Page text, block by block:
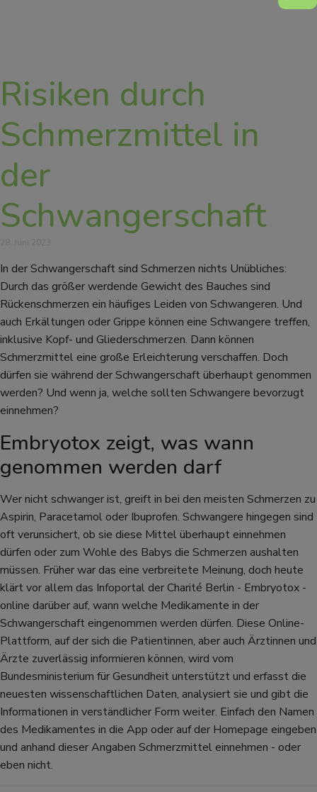
Risiken durch
Schmerzmittel in
der
Schwangerschaft
In der Schwangerschaft sind Schmerzen nichts Unübliches:
Durch das größer werdende Gewicht des Bauches sind
Rückenschmerzen ein häufiges Leiden von Schwangeren. Und
auch Erkältungen oder Grippe können eine Schwangere treffen,
inklusive Kopf- und Gliederschmerzen. Dann können
Schmerzmittel eine große Erleichterung verschaffen. Doch
dürfen sie während der Schwangerschaft überhaupt genommen
werden? Und wenn ja, welche sollten Schwangere bevorzugt
einnehmen?
Embryotox zeigt, was wann
genommen werden darf
Wer nicht schwanger ist, greift in bei den meisten Schmerzen zu
Aspirin, Paracetamol oder Ibuprofen. Schwangere hingegen sind
oft verunsichert, ob sie diese Mittel überhaupt einnehmen
dürfen oder zum Wohle des Babys die Schmerzen aushalten
müssen. Früher war das eine verbreitete Meinung, doch heute
klärt vor allem das Infoportal der Charité Berlin - Embryotox -
online darüber auf, wann welche Medikamente in der
Schwangerschaft eingenommen werden dürfen. Diese Online-
Plattform, auf der sich die Patientinnen, aber auch Ärztinnen und
Ärzte zuverlässig informieren können, wird vom
Bundesministerium für Gesundheit unterstützt und erfasst die
neuesten wissenschaftlichen Daten, analysiert sie und gibt die
Informationen in verständlicher Form weiter. Einfach den Namen
des Medikamentes in die App oder auf der Homepage eingeben
und anhand dieser Angaben Schmerzmittel einnehmen - oder
eben nicht.